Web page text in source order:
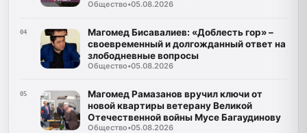
Общество•05.08.2026
04
Магомед Бисавалиев: «Доблесть гор» –
своевременный и долгожданный ответ на
злободневные вопросы
Общество•05.08.2026
05
Магомед Рамазанов вручил ключи от
новой квартиры ветерану Великой
Отечественной войны Мусе Багаудинову
Общество•05.08.2026